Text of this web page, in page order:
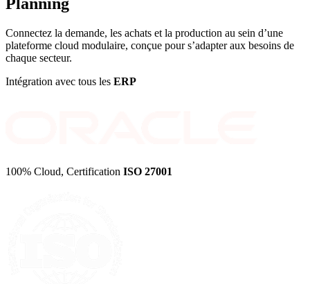
Planning
Connectez la demande, les achats et la production au sein d’une
plateforme cloud modulaire, conçue pour s’adapter aux besoins de
chaque secteur.
Intégration avec tous les ERP
100% Cloud, Certification ISO 27001